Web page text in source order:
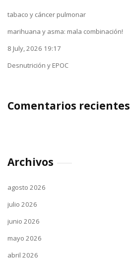
tabaco y cáncer pulmonar
marihuana y asma: mala combinación!
8 July, 2026 19:17
Desnutrición y EPOC
Comentarios recientes
Archivos
agosto 2026
julio 2026
junio 2026
mayo 2026
abril 2026